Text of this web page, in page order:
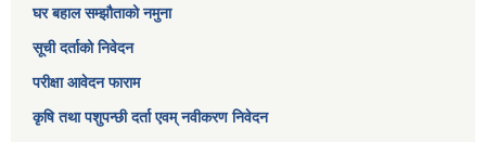
घर बहाल सम्झौताको नमुना
सूची दर्ताको निवेदन
परीक्षा आवेदन फाराम
कृषि तथा पशुपन्छी दर्ता एवम् नवीकरण निवेदन